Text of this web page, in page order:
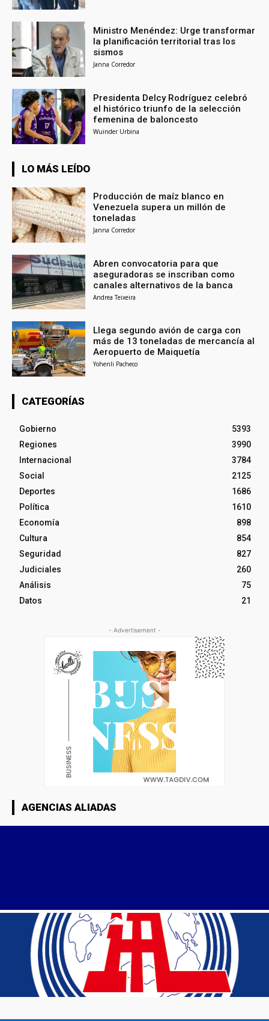
Ministro Menéndez: Urge transformar
la planificación territorial tras los
sismos
Janna Corredor
Presidenta Delcy Rodríguez celebró
el histórico triunfo de la selección
femenina de baloncesto
Wuinder Urbina
LO MÁS LEÍDO
Producción de maíz blanco en
Venezuela supera un millón de
toneladas
Janna Corredor
Abren convocatoria para que
aseguradoras se inscriban como
canales alternativos de la banca
Andrea Teixeira
Llega segundo avión de carga con
más de 13 toneladas de mercancía al
Aeropuerto de Maiquetía
Yohenli Pacheco
CATEGORÍAS
Gobierno
5393
Regiones
3990
Internacional
3784
Social
2125
Deportes
1686
Política
1610
Economía
898
Cultura
854
Seguridad
827
Judiciales
260
Análisis
75
Datos
21
- Advertisement -
AGENCIAS ALIADAS